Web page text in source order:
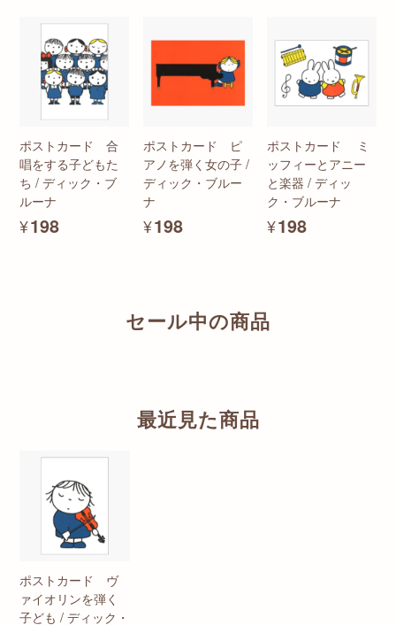
ポストカード 合
唱をする子どもた
ち / ディック・ブ
ルーナ
¥198
ポストカード ピ
アノを弾く女の子 /
ディック・ブルー
ナ
¥198
ポストカード ミ
ッフィーとアニー
と楽器 / ディッ
ク・ブルーナ
¥198
セール中の商品
最近見た商品
ポストカード ヴ
ァイオリンを弾く
子ども / ディック・